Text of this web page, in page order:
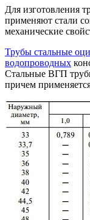
Для изготовления
применяют стали
механические
Трубы стальные
водопроводных
Стальные ВГП
причем